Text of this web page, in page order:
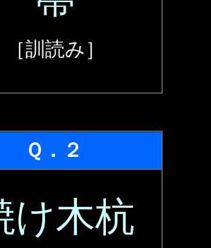
［訓読み］
Ｑ．２
け木杭